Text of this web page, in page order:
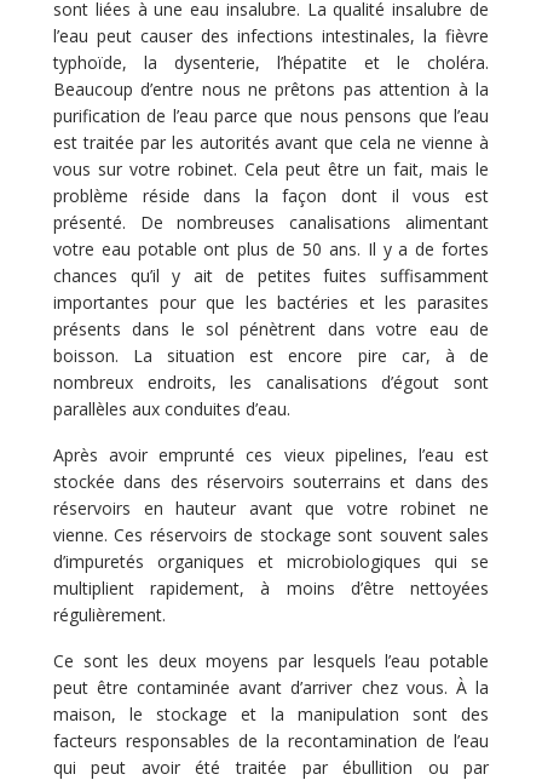
sont liées à une eau insalubre. La qualité insalubre de
l’eau peut causer des infections intestinales, la fièvre
typhoïde, la dysenterie, l’hépatite et le choléra.
Beaucoup d’entre nous ne prêtons pas attention à la
purification de l’eau parce que nous pensons que l’eau
est traitée par les autorités avant que cela ne vienne à
vous sur votre robinet. Cela peut être un fait, mais le
problème réside dans la façon dont il vous est
présenté. De nombreuses canalisations alimentant
votre eau potable ont plus de 50 ans. Il y a de fortes
chances qu’il y ait de petites fuites suffisamment
importantes pour que les bactéries et les parasites
présents dans le sol pénètrent dans votre eau de
boisson. La situation est encore pire car, à de
nombreux endroits, les canalisations d’égout sont
parallèles aux conduites d’eau.
Après avoir emprunté ces vieux pipelines, l’eau est
stockée dans des réservoirs souterrains et dans des
réservoirs en hauteur avant que votre robinet ne
vienne. Ces réservoirs de stockage sont souvent sales
d’impuretés organiques et microbiologiques qui se
multiplient rapidement, à moins d’être nettoyées
régulièrement.
Ce sont les deux moyens par lesquels l’eau potable
peut être contaminée avant d’arriver chez vous. À la
maison, le stockage et la manipulation sont des
facteurs responsables de la recontamination de l’eau
qui peut avoir été traitée par ébullition ou par